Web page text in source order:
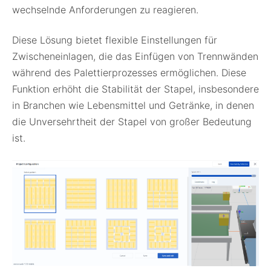
wechselnde Anforderungen zu reagieren.
Diese Lösung bietet flexible Einstellungen für
Zwischeneinlagen, die das Einfügen von Trennwänden
während des Palettierprozesses ermöglichen. Diese
Funktion erhöht die Stabilität der Stapel, insbesondere
in Branchen wie Lebensmittel und Getränke, in denen
die Unversehrtheit der Stapel von großer Bedeutung
ist.